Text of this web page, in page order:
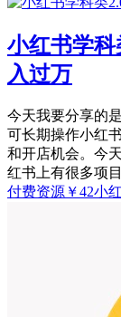
小红书学科
入过万
今天我要分享的
可长期操作小红
和开店机会。今
红书上有很多项
付费资源 ￥42小